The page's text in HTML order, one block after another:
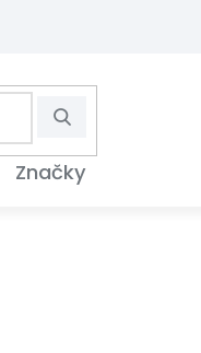
Hľadať
Značky